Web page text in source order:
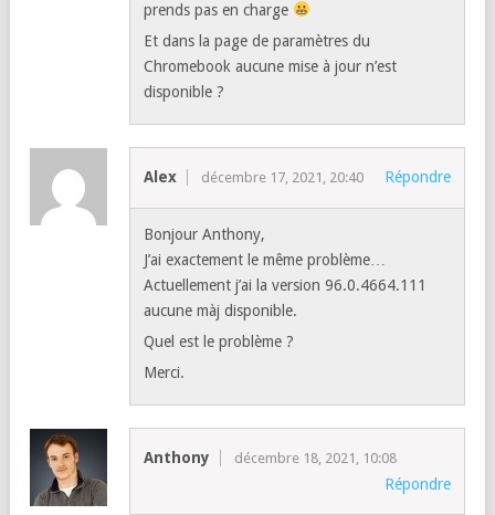
prends pas en charge
Et dans la page de paramètres du
Chromebook aucune mise à jour n’est
disponible ?
Alex décembre 17, 2021, 20:40 Répondre
Bonjour Anthony,
J’ai exactement le même problème…
Actuellement j’ai la version 96.0.4664.111
aucune màj disponible.
Quel est le problème ?
Merci.
Anthony décembre 18, 2021, 10:08
Répondre